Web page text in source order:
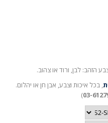
הזהב: לבן, ורוד או צהוב.
, בכל איכות וצבע, אבן חן או יהלום.
03-
)